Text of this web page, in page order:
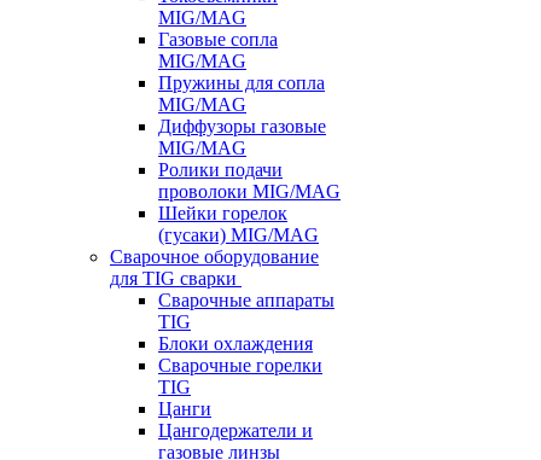
MIG/MAG
Газовые сопла
MIG/MAG
Пружины для сопла
MIG/MAG
Диффузоры газовые
MIG/MAG
Ролики подачи
проволоки MIG/MAG
Шейки горелок
(гусаки) MIG/MAG
Сварочное оборудование
для TIG сварки
Сварочные аппараты
TIG
Блоки охлаждения
Сварочные горелки
TIG
Цанги
Цангодержатели и
газовые линзы